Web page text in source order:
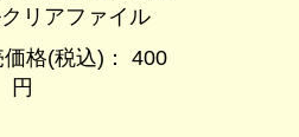
リアファイル
格(税込)： 400
円